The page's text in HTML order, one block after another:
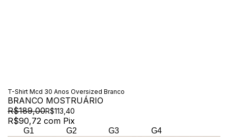
T-Shirt Mcd 30 Anos Oversized Branco
BRANCO MOSTRUÁRIO
R$189,00R$113,40
R$90,72 com Pix
G1 G2 G3 G4